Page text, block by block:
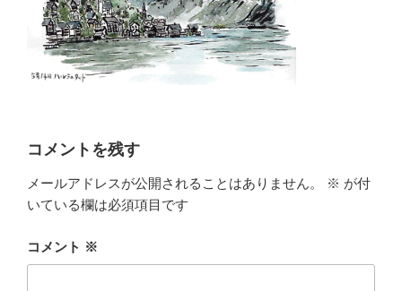
コメントを残す
メールアドレスが公開されることはありません。 ※ が付
いている欄は必須項目です
コメント ※